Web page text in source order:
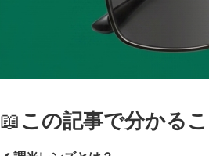
📖この記事で分かる